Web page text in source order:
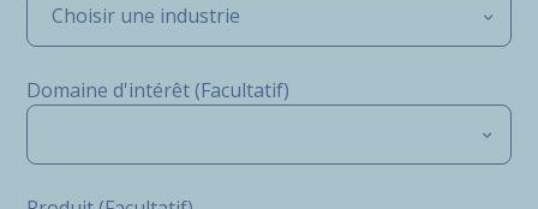
Choisir une industrie
Domaine d'intérêt (Facultatif)